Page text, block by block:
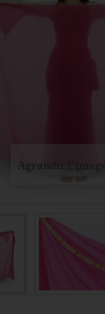
Agrandir l'image